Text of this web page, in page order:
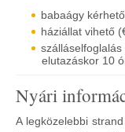
babaágy kérhető
háziállat vihető
elutazáskor 10
Nyári
A legközelebbi